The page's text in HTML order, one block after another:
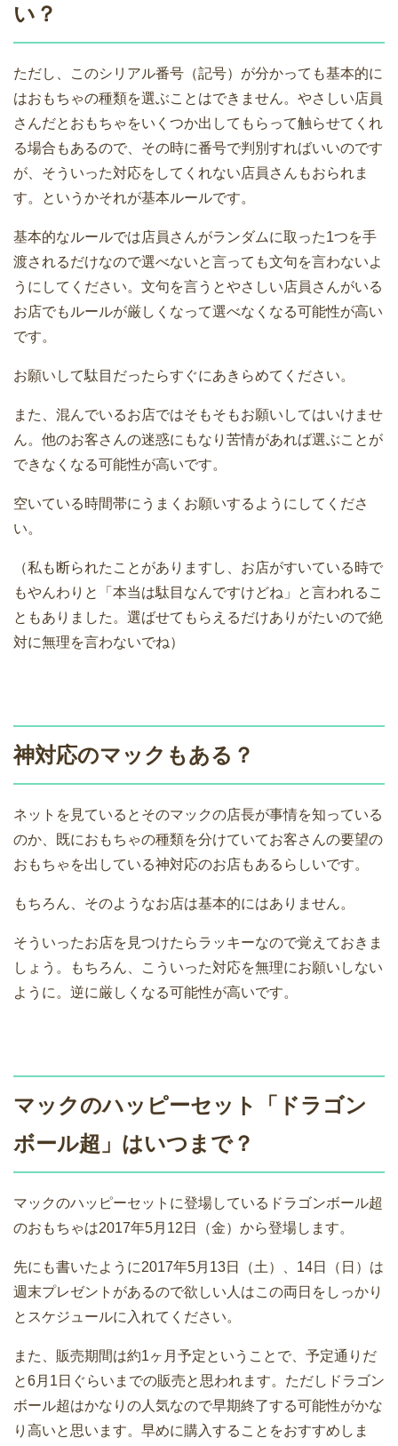
い？
ただし、このシリアル番号（記号）が分かっても基本的に
はおもちゃの種類を選ぶことはできません。やさしい店員
さんだとおもちゃをいくつか出してもらって触らせてくれ
る場合もあるので、その時に番号で判別すればいいのです
が、そういった対応をしてくれない店員さんもおられま
す。というかそれが基本ルールです。
基本的なルールでは店員さんがランダムに取った1つを手
渡されるだけなので選べないと言っても文句を言わないよ
うにしてください。文句を言うとやさしい店員さんがいる
お店でもルールが厳しくなって選べなくなる可能性が高い
です。
お願いして駄目だったらすぐにあきらめてください。
また、混んでいるお店ではそもそもお願いしてはいけませ
ん。他のお客さんの迷惑にもなり苦情があれば選ぶことが
できなくなる可能性が高いです。
空いている時間帯にうまくお願いするようにしてくださ
い。
（私も断られたことがありますし、お店がすいている時で
もやんわりと「本当は駄目なんですけどね」と言われるこ
ともありました。選ばせてもらえるだけありがたいので絶
対に無理を言わないでね）
神対応のマックもある？
ネットを見ているとそのマックの店長が事情を知っている
のか、既におもちゃの種類を分けていてお客さんの要望の
おもちゃを出している神対応のお店もあるらしいです。
もちろん、そのようなお店は基本的にはありません。
そういったお店を見つけたらラッキーなので覚えておきま
しょう。もちろん、こういった対応を無理にお願いしない
ように。逆に厳しくなる可能性が高いです。
マックのハッピーセット「ドラゴン
ボール超」はいつまで？
マックのハッピーセットに登場しているドラゴンボール超
のおもちゃは2017年5月12日（金）から登場します。
先にも書いたように2017年5月13日（土）、14日（日）は
週末プレゼントがあるので欲しい人はこの両日をしっかり
とスケジュールに入れてください。
また、販売期間は約1ヶ月予定ということで、予定通りだ
と6月1日ぐらいまでの販売と思われます。ただしドラゴン
ボール超はかなりの人気なので早期終了する可能性がかな
り高いと思います。早めに購入することをおすすめしま